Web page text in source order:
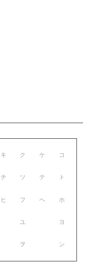
キ ク ケ コ
チ ツ テ ト
ヒ フ ヘ ホ
ユ ヨ
ヲ ン